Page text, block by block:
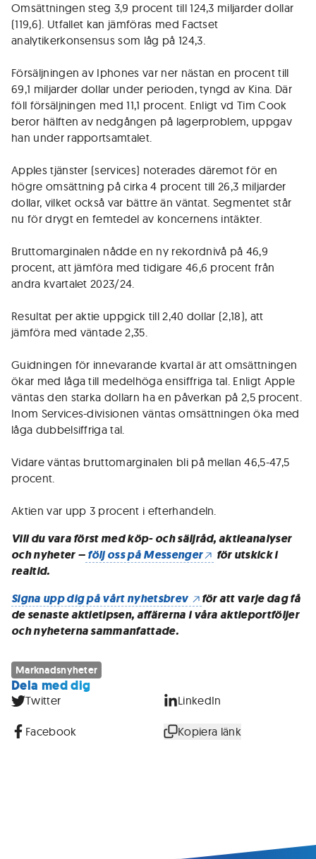
Omsättningen steg 3,9 procent till 124,3 miljarder dollar
(119,6). Utfallet kan jämföras med Factset
analytikerkonsensus som låg på 124,3.
Försäljningen av Iphones var ner nästan en procent till
69,1 miljarder dollar under perioden, tyngd av Kina. Där
föll försäljningen med 11,1 procent. Enligt vd Tim Cook
beror hälften av nedgången på lagerproblem, uppgav
han under rapportsamtalet.
Apples tjänster (services) noterades däremot för en
högre omsättning på cirka 4 procent till 26,3 miljarder
dollar, vilket också var bättre än väntat. Segmentet står
nu för drygt en femtedel av koncernens intäkter.
Bruttomarginalen nådde en ny rekordnivå på 46,9
procent, att jämföra med tidigare 46,6 procent från
andra kvartalet 2023/24.
Resultat per aktie uppgick till 2,40 dollar (2,18), att
jämföra med väntade 2,35.
Guidningen för innevarande kvartal är att omsättningen
ökar med låga till medelhöga ensiffriga tal. Enligt Apple
väntas den starka dollarn ha en påverkan på 2,5 procent.
Inom Services-divisionen väntas omsättningen öka med
låga dubbelsiffriga tal.
Vidare väntas bruttomarginalen bli på mellan 46,5-47,5
procent.
Aktien var upp 3 procent i efterhandeln.
Vill du vara först med köp- och säljråd, aktieanalyser
och nyheter –följ oss på Messenger
för utskick i
realtid.
Signa upp dig på vårt nyhetsbrev
för att varje dag få
de senaste aktietipsen, affärerna i våra aktieportföljer
och nyheterna sammanfattade.
Marknadsnyheter
Dela med dig
Twitter LinkedIn
Facebook Kopiera länk